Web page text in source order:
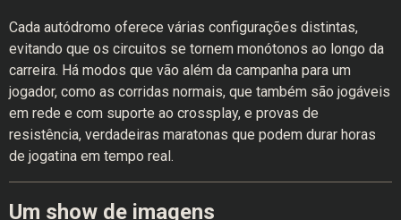
Cada autódromo oferece várias configurações distintas,
evitando que os circuitos se tornem monótonos ao longo da
carreira. Há modos que vão além da campanha para um
jogador, como as corridas normais, que também são jogáveis
em rede e com suporte ao crossplay, e provas de
resistência, verdadeiras maratonas que podem durar horas
de jogatina em tempo real.
Um show de imagens